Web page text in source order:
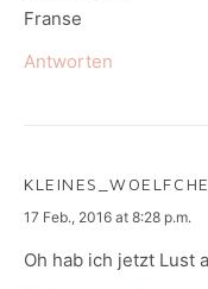
Franse
Antworten
says:
17 Feb., 2016 at 8:28 p.m.
Oh hab ich jetzt Lust